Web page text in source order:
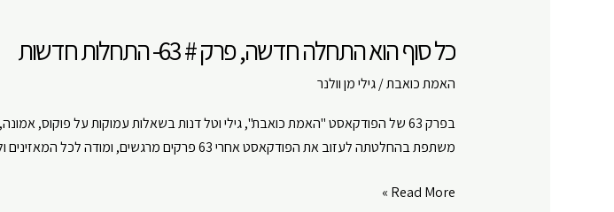
כל סוף הוא התחלה חדשה, פרק # 63- התחלות חדשות
האמת כואבת/גילי מן וולנר
בפרק 63 של הפודקאסט "האמת כואבת", גילי וטל דנות בשאלות עמוקות על פוקוס,
משתפת בהחלטתה לעזוב את הפודקאסט אחרי 63 פרקים מרגשים, ומודה לכל המאזינים ולגילי על המסע המשותף.
כל
Read More »